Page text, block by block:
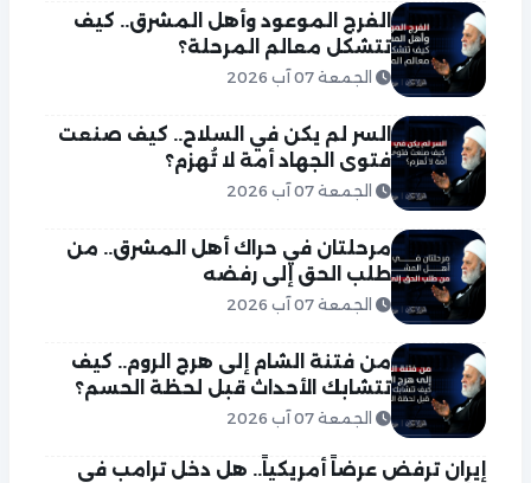
الفرج الموعود وأهل المشرق.. كيف
تتشكل معالم المرحلة؟
الجمعة 07 آب 2026
السر لم يكن في السلاح.. كيف صنعت
فتوى الجهاد أمة لا تُهزم؟
الجمعة 07 آب 2026
مرحلتان في حراك أهل المشرق.. من
طلب الحق إلى رفضه
الجمعة 07 آب 2026
من فتنة الشام إلى هرج الروم.. كيف
تتشابك الأحداث قبل لحظة الحسم؟
الجمعة 07 آب 2026
إيران ترفض عرضاً أمريكياً.. هل دخل ترامب في